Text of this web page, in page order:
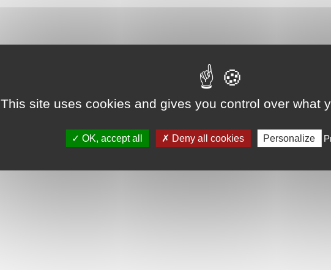
This site uses cookies and gives you control over what
OK, accept all Deny all cookies Personalize